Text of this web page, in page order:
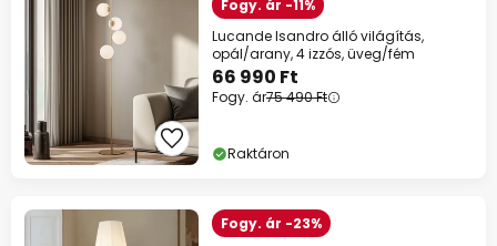
Fogy. ár -11%
Lucande Isandro álló világítás,
opál/arany, 4 izzós, üveg/fém
66 990 Ft
Fogy. ár75 490 Ft
Raktáron
Fogy. ár -23%